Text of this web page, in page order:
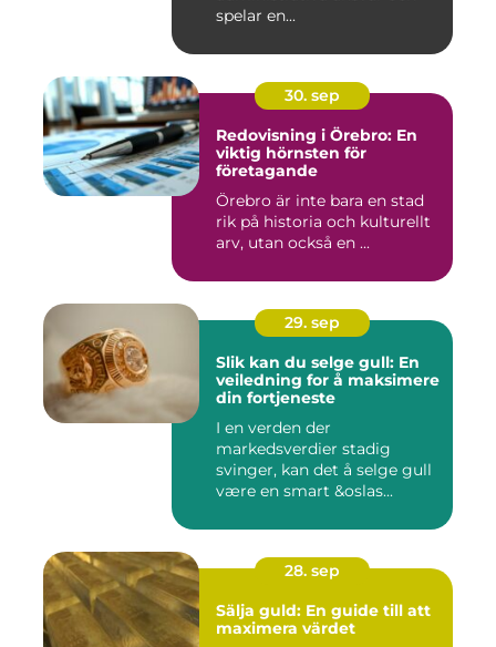
spelar en...
30. sep
Redovisning i Örebro: En
viktig hörnsten för
företagande
Örebro är inte bara en stad
rik på historia och kulturellt
arv, utan också en ...
29. sep
Slik kan du selge gull: En
veiledning for å maksimere
din fortjeneste
I en verden der
markedsverdier stadig
svinger, kan det å selge gull
være en smart &oslas...
28. sep
Sälja guld: En guide till att
maximera värdet